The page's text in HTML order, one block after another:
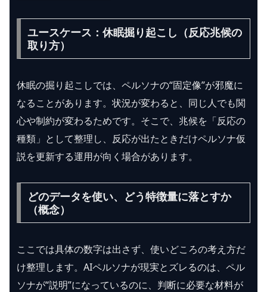
ユースケース：休眠掘り起こし（反応兆候の
取り方）
休眠の掘り起こしでは、ペルソナの“固定像”が邪魔に
なることがあります。状況が変わると、同じ人でも関
心や制約が変わるためです。そこで、兆候を「反応の
種類」として整理し、反応が出たときだけペルソナ仮
説を更新する運用が向く場合があります。
どのデータを使い、どう特徴量に落とすか
（概念）
ここでは具体の数字は出さず、使いどころの考え方だ
け整理します。AIペルソナが現実とズレるのは、ペル
ソナが“説明”になっているのに、判断に必要な材料が